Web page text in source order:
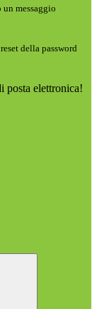
messaggio
della password
posta elettronica!